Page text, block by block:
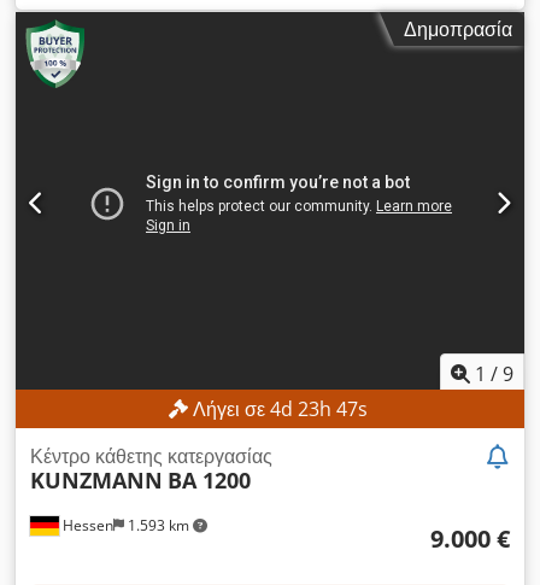
1.100 χιλ., διαδρομή άξονα Y:510 χιλ., διαδρομή άξονα Z:510
χιλ., μέγιστο βάρος τεμαχίου:
, μέγιστη ταχύτητα
ατράκτου:
24, Χωρίς ελάχιστη τιμή – εγγυημένη πώληση στην υψηλότερη
λεπτό Ταχεία κίνηση άξονα X/Y/Z: 18 / 18 / 15 μ/λεπτό
Επιφάνεια τραπεζιού: 1.200 × 600 mm Μέγιστο βάρος
τεμαχίου εργασίας: 1.000 kg Υποδοχή άξονα: ISO 40 Αριθμός
ρεύματος: 50 A Διαστάσεις & Βάρος Απαιτούμενος χώρος:
περίπου 3.000 × 2.350 mm Βάρος μηχανήματος: περίπου
8.000 kg ΕΞΟΠΛΙΣΜΟΣ ShopMill Προετοιμασία για 4ο άξονα
Δημοπρασία
1 /9
Λήγει σε4d 23h 45s
Hessen 1.593 km
Κέντρο κάθετης κατεργασίας
KUNZMANN BA 1200
9.000 €